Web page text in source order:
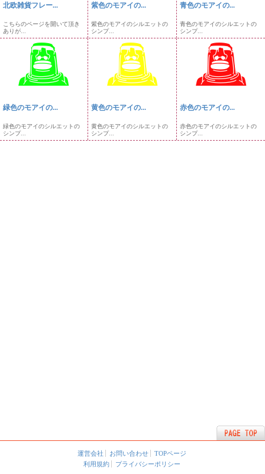
北欧雑貨フレー...
こちらのページを開いて頂き
ありが...
紫色のモアイの...
紫色のモアイのシルエットの
シンプ...
青色のモアイの...
青色のモアイのシルエットの
シンプ...
緑色のモアイの...
緑色のモアイのシルエットの
シンプ...
黄色のモアイの...
黄色のモアイのシルエットの
シンプ...
赤色のモアイの...
赤色のモアイのシルエットの
シンプ...
運営会社 お問い合わせ
TOPページ
利用規約
プライバシーポリシー